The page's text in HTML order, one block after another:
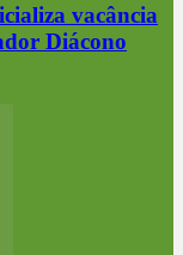
vacância
Diácono